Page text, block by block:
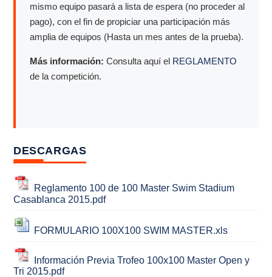
mismo equipo pasará a lista de espera (no proceder al
pago), con el fin de propiciar una participación más
amplia de equipos (Hasta un mes antes de la prueba).
Más información: Consulta aquí el REGLAMENTO
de la competición.
DESCARGAS
Reglamento 100 de 100 Master Swim Stadium
Casablanca 2015.pdf
FORMULARIO 100X100 SWIM MASTER.xls
Información Previa Trofeo 100x100 Master Open y
Tri 2015.pdf